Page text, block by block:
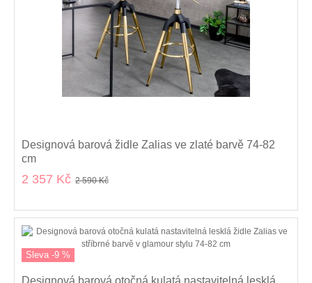
Designová barová židle Zalias ve zlaté barvě 74-82
cm
2 357 Kč 2 590 Kč
Sleva -9 %
Designová barová otočná kulatá nastavitelná lesklá